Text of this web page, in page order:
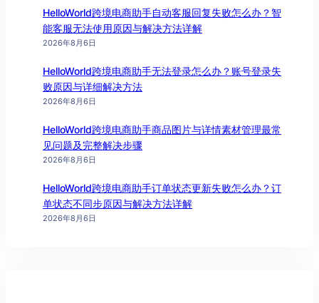
HelloWorld跨境电商助手自动客服回复失败怎么办？智
能客服无法使用原因与解决方法详解
2026年8月6日
HelloWorld跨境电商助手无法登录怎么办？账号登录失
败原因与详细解决方法
2026年8月6日
HelloWorld跨境电商助手商品图片与详情素材管理最常
见问题及完整解决步骤
2026年8月6日
HelloWorld跨境电商助手订单状态更新失败怎么办？订
单状态不同步原因与解决方法详解
2026年8月6日